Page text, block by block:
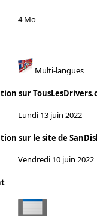
4 Mo
Multi-langues
sur
Lundi 13 juin 2022
sur le site de
Vendredi 10 juin 2022